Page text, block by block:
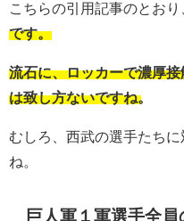
こちらの引用記事のとおり
です。
流石に、ロッカーで濃厚
は致し方ないですね。
むしろ、西武の選手たち
ね。
巨人軍１軍選手全